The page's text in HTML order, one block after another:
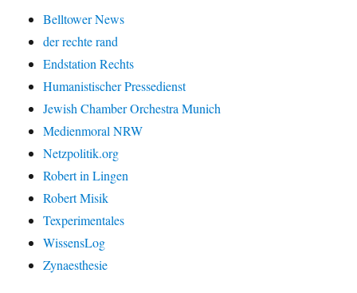
Belltower News
der rechte rand
Endstation Rechts
Humanistischer Pressedienst
Jewish Chamber Orchestra Munich
Medienmoral NRW
Netzpolitik.org
Robert in Lingen
Robert Misik
Texperimentales
WissensLog
Zynaesthesie